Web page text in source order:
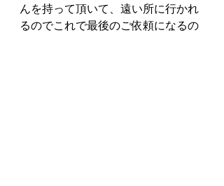
んを持って頂いて、遠い所に行かれ
るのでこれで最後のご依頼になるの